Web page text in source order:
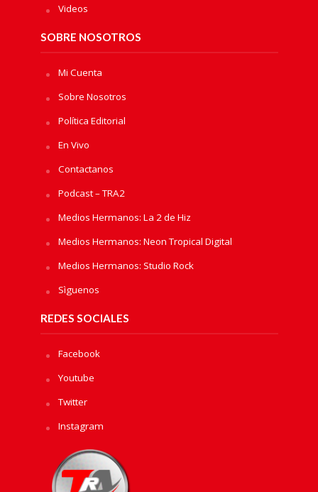
Videos
SOBRE NOSOTROS
Mi Cuenta
Sobre Nosotros
Política Editorial
En Vivo
Contactanos
Podcast – TRA2
Medios Hermanos: La 2 de Hiz
Medios Hermanos: Neon Tropical Digital
Medios Hermanos: Studio Rock
Sìguenos
REDES SOCIALES
Facebook
Youtube
Twitter
Instagram